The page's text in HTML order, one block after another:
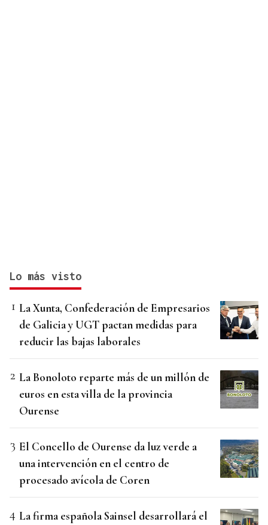
Lo más visto
La Xunta, Confederación de Empresarios
de Galicia y UGT pactan medidas para
reducir las bajas laborales
La Bonoloto reparte más de un millón de
euros en esta villa de la provincia
Ourense
El Concello de Ourense da luz verde a
una intervención en el centro de
procesado avícola de Coren
La firma española Sainsel desarrollará el